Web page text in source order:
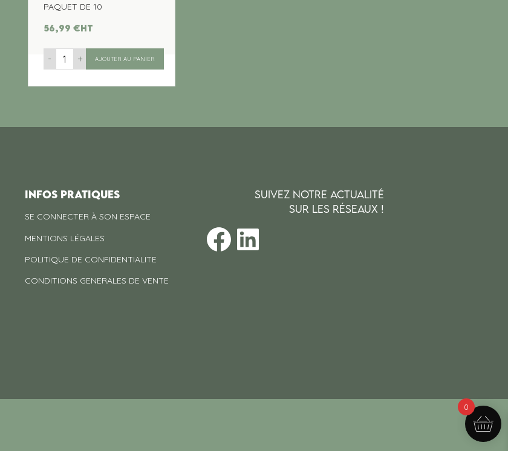
PAQUET DE 10
56,99€ht
- + AJOUTER AU PANIER
INFOS PRATIQUES
SE CONNECTER À SON ESPACE
MENTIONS LÉGALES
POLITIQUE DE CONFIDENTIALITE
CONDITIONS GENERALES DE VENTE
SUIVEZ NOTRE ACTUALITÉ
SUR LES RÉSEAUX !
0